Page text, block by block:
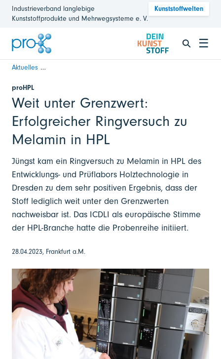
Industrieverband langlebige
Kunststoffprodukte und Mehrwegsysteme e. V.
Kunststoffwelten
☰
Aktuelles
proHPL
Weit unter Grenzwert:
Erfolgreicher Ringversuch zu
Melamin in HPL
Jüngst kam ein Ringversuch zu Melamin in HPL des
Entwicklungs- und Prüflabors Holztechnologie in
Dresden zu dem sehr positiven Ergebnis, dass der
Stoff lediglich weit unter den Grenzwerten
nachweisbar ist. Das ICDLI als europäische Stimme
der HPL-Branche hatte die Probenreihe initiiert.
28.04.2023, Frankfurt a.M.